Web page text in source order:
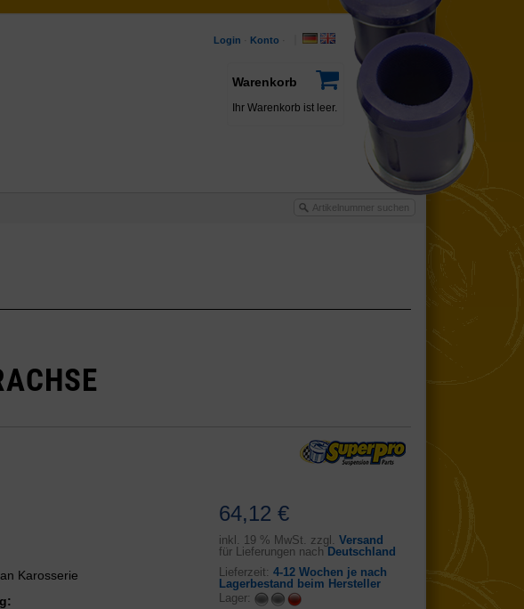
Login Konto
Warenkorb
Ihr Warenkorb ist leer.
64,12 €
inkl. 19 % MwSt. zzgl. Versand
für Lieferungen nachDeutschland
Lieferzeit: 4-12 Wochen je nach
Lagerbestand beim Hersteller
Lager:
Karosserie